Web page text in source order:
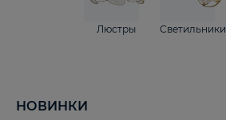
Люстры Светильники
НОВИНКИ